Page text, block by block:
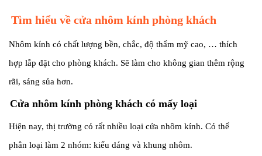
Tìm hiểu về cửa nhôm kính phòng khách
Nhôm kính có chất lượng bền, chắc, độ thẩm mỹ cao, … thích
hợp lắp đặt cho phòng khách. Sẽ làm cho không gian thêm rộng
rãi, sáng sủa hơn.
Cửa nhôm kính phòng khách có mấy loại
Hiện nay, thị trường có rất nhiều loại cửa nhôm kính. Có thể
phân loại làm 2 nhóm: kiểu dáng và khung nhôm.